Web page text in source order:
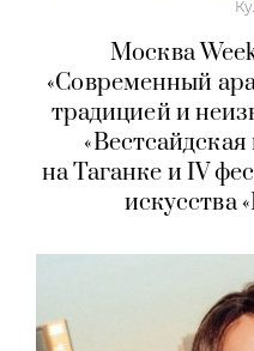
Москва
«Современный
традицией и
на Таганке и IV
искусства